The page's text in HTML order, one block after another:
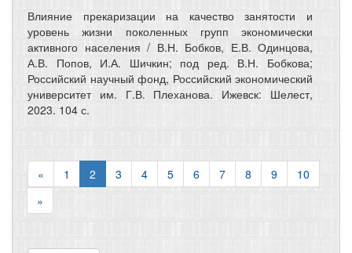
Влияние прекаризации на качество занятости и
уровень жизни поколенных групп экономически
активного населения / В.Н. Бобков, Е.В. Одинцова,
А.В. Попов, И.А. Шичкин; под ред. В.Н. Бобкова;
Российский научный фонд, Российский экономический
университет им. Г.В. Плеханова. Ижевск: Шелест,
2023. 104 с.
« 1 2 3 4 5 6 7 8 9
10
»